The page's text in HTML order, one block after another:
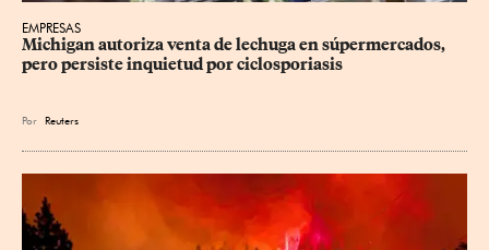
EMPRESAS
Michigan autoriza venta de lechuga en súpermercados,
pero persiste inquietud por ciclosporiasis
Por Reuters